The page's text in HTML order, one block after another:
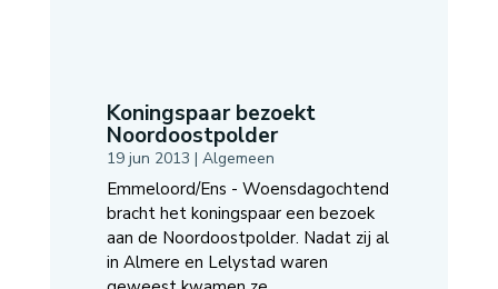
Koningspaar bezoekt
Noordoostpolder
19 jun 2013 | Algemeen
Emmeloord/Ens - Woensdagochtend
bracht het koningspaar een bezoek
aan de Noordoostpolder. Nadat zij al
in Almere en Lelystad waren